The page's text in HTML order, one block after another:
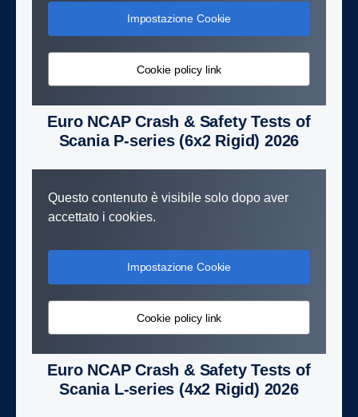
Impostazione Cookie
Cookie policy link
Euro NCAP Crash & Safety Tests of
Scania P-series (6x2 Rigid) 2026
Questo contenuto è visibile solo dopo aver
accettato i cookies.
Impostazione Cookie
Cookie policy link
Euro NCAP Crash & Safety Tests of
Scania L-series (4x2 Rigid) 2026